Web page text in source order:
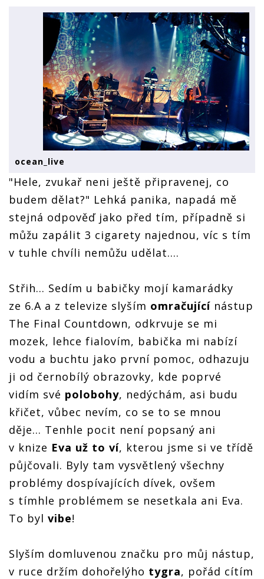
ocean_live
"Hele, zvukař neni ještě připravenej, co
budem dělat?" Lehká panika, napadá mě
stejná odpověď jako před tím, případně si
můžu zapálit 3 cigarety najednou, víc s tím
v tuhle chvíli nemůžu udělat….
Střih... Sedím u babičky mojí kamarádky
ze 6.A a z televize slyším omračující nástup
The Final Countdown, odkrvuje se mi
mozek, lehce fialovím, babička mi nabízí
vodu a buchtu jako první pomoc, odhazuju
ji od černobílý obrazovky, kde poprvé
vidím své polobohy, nedýchám, asi budu
křičet, vůbec nevím, co se to se mnou
děje… Tenhle pocit není popsaný ani
v knize Eva už to ví, kterou jsme si ve třídě
půjčovali. Byly tam vysvětlený všechny
problémy dospívajících dívek, ovšem
s tímhle problémem se nesetkala ani Eva.
To byl vibe!
Slyším domluvenou značku pro můj nástup,
v ruce držím dohořelýho tygra, pořád cítím